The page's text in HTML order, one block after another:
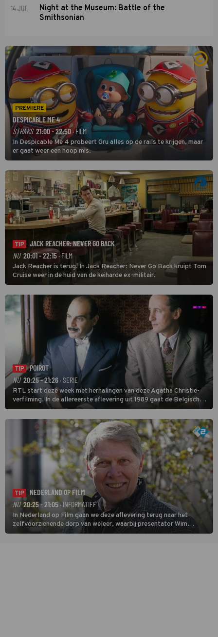
14 JUL
Night at the Museum: Battle of the
Smithsonian
PREMIERE
DESPICABLE ME 4
STRAKS 21:00 - 22:50· FILM
In Despicable Me 4 probeert Gru alles op de rails te krijgen, maar
er gaat weer een hoop mis.
TIP
JACK REACHER: NEVER GO BACK
NU 20:01 - 22:15· FILM
Jack Reacher is terug! In Jack Reacher: Never Go Back kruipt Tom
Cruise weer in de huid van de keiharde ex-militair.
TIP
POIROT
NU 20:25 - 21:26 · SERIE
RTL start deze week met herhalingen van deze Agatha Christie-
verfilming. In de allereerste aflevering uit 1989 gaat de Belgische
speurder op zoek naar een vermiste kok. Poirot raakt al snel
verwikkeld in een moordzaak. (HH)
TIP
NEDERLAND OP FILM
NU 20:25 - 21:05· INFORMATIEF
In Nederland op Film gaan we deze aflevering terug naar het
zelfvoorzienende dorp van weleer, waarbij presentator Wim
Daniëls de kijkers meeneemt op reis door de tijd aan de hand van